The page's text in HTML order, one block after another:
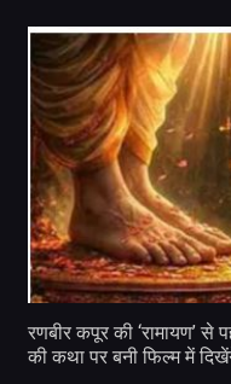
रणबीर कपूर की ‘रामायण’ से
की कथा पर बनी फिल्म में